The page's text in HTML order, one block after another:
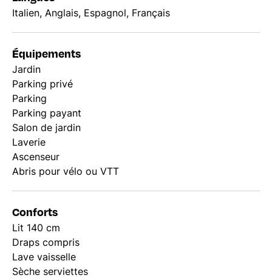
Italien, Anglais, Espagnol, Français
Équipements
Jardin
Parking privé
Parking
Parking payant
Salon de jardin
Laverie
Ascenseur
Abris pour vélo ou VTT
Conforts
Lit 140 cm
Draps compris
Lave vaisselle
Sèche serviettes